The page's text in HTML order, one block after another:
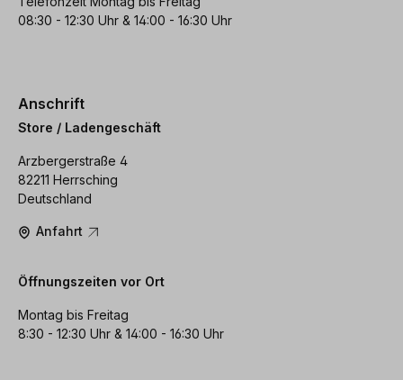
08:30 - 12:30 Uhr & 14:00 - 16:30 Uhr
Anschrift
Store / Ladengeschäft
Arzbergerstraße 4
82211 Herrsching
Deutschland
Anfahrt
Öffnungszeiten vor Ort
Montag bis Freitag
8:30 - 12:30 Uhr & 14:00 - 16:30 Uhr